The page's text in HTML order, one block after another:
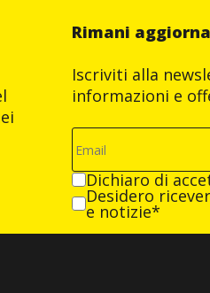
Rimani
Iscriviti alla
informazioni e
Dichiaro di
Desidero
e notizie*